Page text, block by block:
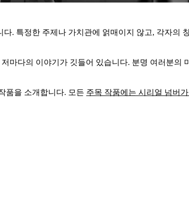
. 특정한 주제나 가치관에 얽매이지 않고, 각자의
마다의 이야기가 깃들어 있습니다. 분명 여러분의
품을 소개합니다. 모든 주목 작품에는 시리얼 넘버